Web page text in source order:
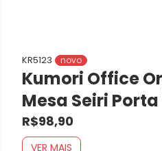
KR5123 novo
Kumori Office
Mesa Seiri
R$98,90
VER MAIS